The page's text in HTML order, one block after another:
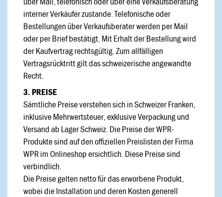
interner Verkäufer zustande. Telefonische oder
Bestellungen über Verkaufsberater werden per Mail
oder per Brief bestätigt. Mit Erhalt der Bestellung wird
der Kaufvertrag rechtsgültig. Zum allfälligen
Vertragsrücktritt gilt das schweizerische angewandte
Recht.
3. PREISE
Sämtliche Preise verstehen sich in Schweizer Franken,
inklusive Mehrwertsteuer, exklusive Verpackung und
Versand ab Lager Schweiz. Die Preise der WPR-
Produkte sind auf den offiziellen Preislisten der Firma
WPR im Onlineshop ersichtlich. Diese Preise sind
verbindlich.
Die Preise gelten netto für das erworbene Produkt,
wobei die Installation und deren Kosten generell